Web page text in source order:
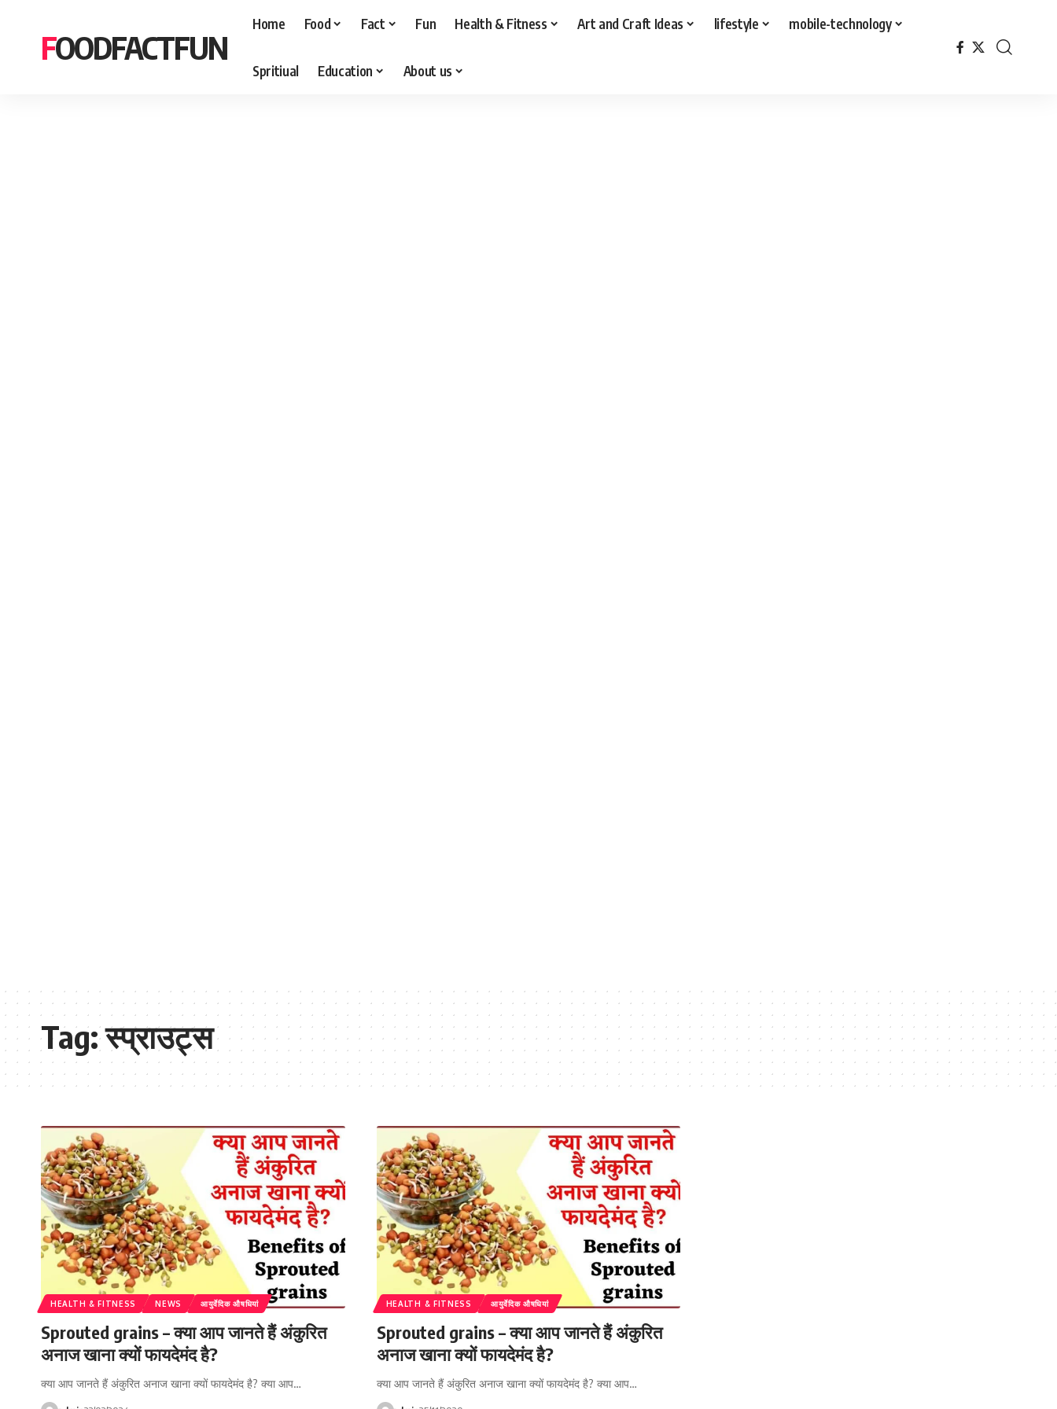
FOODFACTFUN
Home Food Fact Fun Health & Fitness Art and Craft Ideas lifestyle mobile-technology
Spritiual Education About us
Tag:स्प्राउट्स
HEALTH & FITNESS NEWS आयुर्वेदिक औषधियां
Sprouted grains – क्या आप जानते हैं अंकुरित
अनाज खाना क्यों फायदेमंद है?
क्या आप जानते हैं अंकुरित अनाज खाना क्यों फायदेमंद है? क्या आप…
HEALTH & FITNESS आयुर्वेदिक औषधियां
Sprouted grains – क्या आप जानते हैं अंकुरित
अनाज खाना क्यों फायदेमंद है?
क्या आप जानते हैं अंकुरित अनाज खाना क्यों फायदेमंद है? क्या आप…